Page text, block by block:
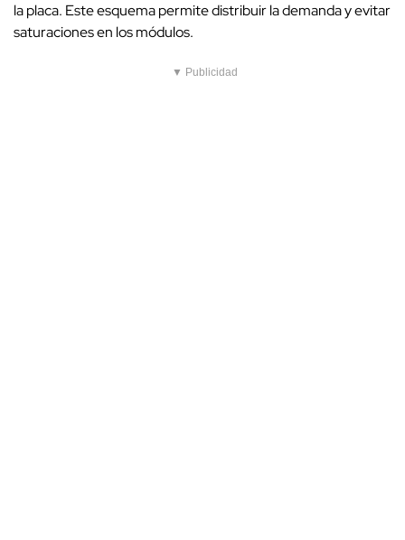
la placa. Este esquema permite distribuir la demanda y evitar
saturaciones en los módulos.
▼ Publicidad